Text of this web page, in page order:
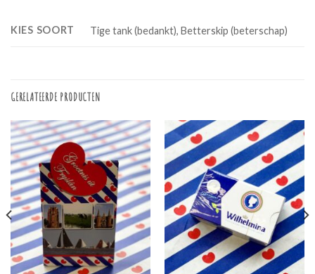
KIES SOORT Tige tank (bedankt), Betterskip (beterschap)
GERELATEERDE PRODUCTEN